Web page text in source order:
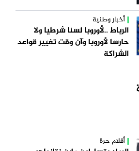
أخبار وطنية
الرباط ..لأوروبا لسنا شرطيا ولا
حارسا لأوروبا وآن وقت تغيير قواعد
الشراكة
أقلام حرة